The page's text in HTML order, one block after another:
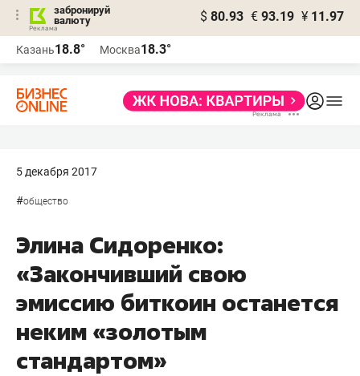
забронируй
валюту
$ 80.93 € 93.19 ¥ 11.97
Казань18.8° Москва18.3°
5 декабря 2017
#общество
Элина Сидоренко:
«Закончивший свою
эмиссию биткоин останется
неким «золотым
стандартом»